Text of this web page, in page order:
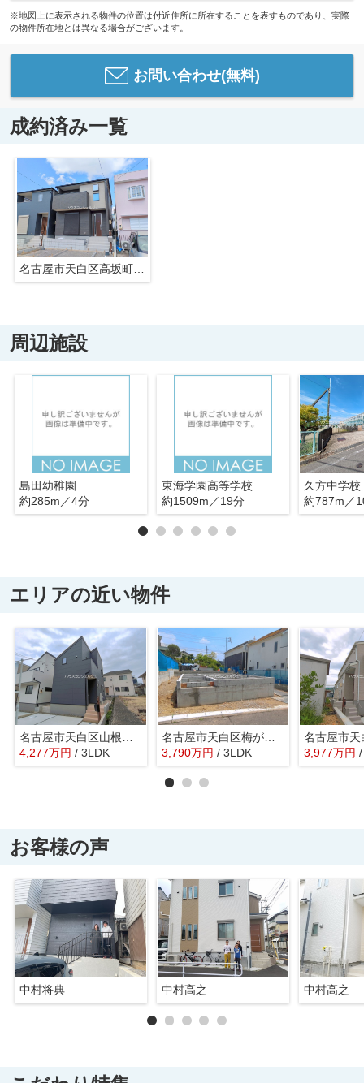
※地図上に表示される物件の位置は付近住所に所在することを表すものであり、実際
の物件所在地とは異なる場合がございます。
お問い合わせ(無料)
成約済み一覧
名古屋市天白区高坂町226【仲介手数料無料】新築一戸建て 3号棟
周辺施設
島田幼稚園
約285m／4分
東海学園高等学校
約1509m／19分
久方中学校
約787m／
エリアの近い物件
名古屋市天白区山根町186【仲介手数料無料】新築一戸建て 3号棟
4,277万円 / 3LDK
名古屋市天白区梅が丘４丁目922【仲介手数料無料】新築一戸建て A号棟
3,790万円 / 3LDK 3,977万円
お客様の声
中村将典 中村高之 中村高之